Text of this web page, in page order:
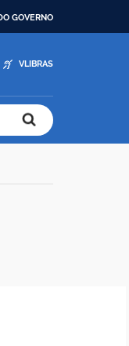
GOVERNO
VLIBRAS